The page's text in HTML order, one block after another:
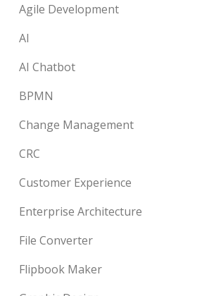
Agile Development
AI
AI Chatbot
BPMN
Change Management
CRC
Customer Experience
Enterprise Architecture
File Converter
Flipbook Maker